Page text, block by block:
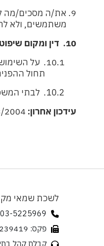
9. את/ה מסכים/מה
משתמשים, ולא
10.
דין ומקום שיפוט
10.1.
על
תחול ההפניה
10.2.
לבתי
עידכון אחרון:
לשכת שמאי
03-5225969 | 03-5277642
פקס: 03-5239419
קבלת קהל